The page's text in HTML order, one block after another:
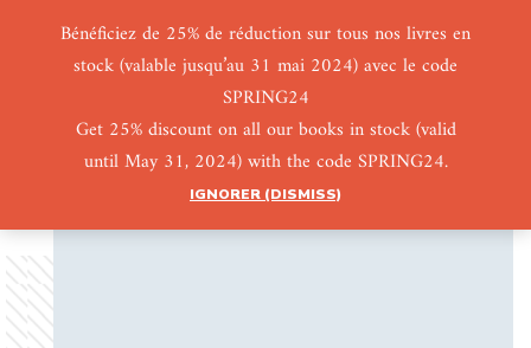
Bénéficiez de 25% de réduction sur tous nos livres en
stock (valable jusqu’au 31 mai 2024) avec le code
SPRING24
Get 25% discount on all our books in stock (valid
until May 31, 2024) with the code SPRING24.
IGNORER (DISMISS)
0 0